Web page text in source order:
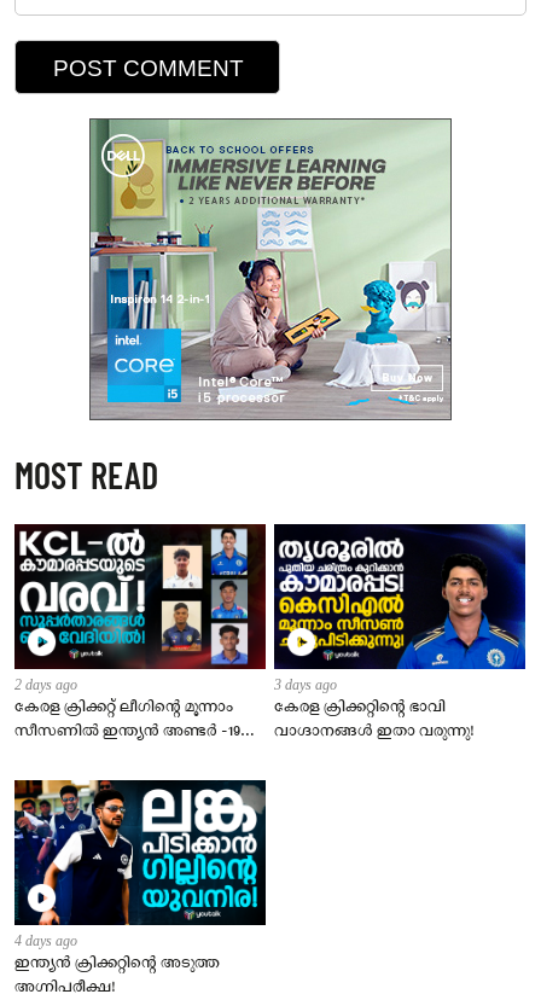
MOST READ
2 days ago
കേരള ക്രിക്കറ്റ് ലീഗിൻ്റെ മൂന്നാം
സീസണിൽ ഇന്ത്യൻ അണ്ടർ -19
അണിനിരക്കുന്നു!
3 days ago
​കേരള ക്രിക്കറ്റിന്റെ ഭാവി
വാഗ്ദാനങ്ങൾ ഇതാ വരുന്നു!
4 days ago
ഇന്ത്യന്‍ ക്രിക്കറ്റിന്റെ അടുത്ത
അഗ്നിപരീക്ഷ!